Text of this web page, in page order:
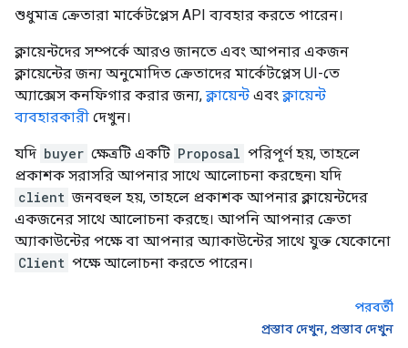
শুধুমাত্র ক্রেতারা মার্কেটপ্লেস API ব্যবহার করতে পারেন।
ক্লায়েন্টদের সম্পর্কে আরও জানতে এবং আপনার একজন
ক্লায়েন্টের জন্য অনুমোদিত ক্রেতাদের মার্কেটপ্লেস UI-তে
অ্যাক্সেস কনফিগার করার জন্য,ক্লায়েন্ট এবংক্লায়েন্ট
ব্যবহারকারী দেখুন।
যদি buyer ক্ষেত্রটি একটি Proposal পরিপূর্ণ হয়, তাহলে
প্রকাশক সরাসরি আপনার সাথে আলোচনা করছেন৷ যদি
client জনবহুল হয়, তাহলে প্রকাশক আপনার ক্লায়েন্টদের
একজনের সাথে আলোচনা করছে। আপনি আপনার ক্রেতা
অ্যাকাউন্টের পক্ষে বা আপনার অ্যাকাউন্টের সাথে যুক্ত যেকোনো
Client পক্ষে আলোচনা করতে পারেন।
পরবর্তী
প্রস্তাব দেখুন, প্রস্তাব দেখুন